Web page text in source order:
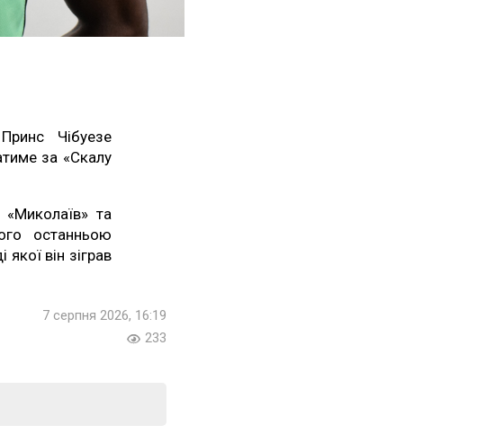
Чібуезе
за «Скалу
«Миколаїв» та
останньою
він зіграв
7 серпня 2026, 16:19
233